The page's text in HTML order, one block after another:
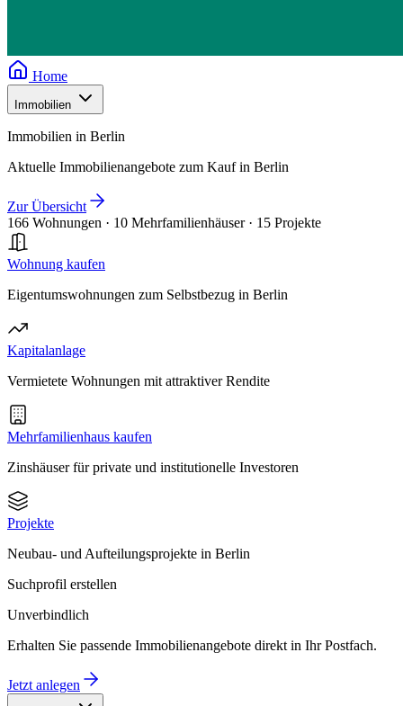
Home
Immobilien
Immobilien in Berlin
Aktuelle Immobilienangebote zum Kauf in Berlin
Zur Übersicht
166 Wohnungen · 10 Mehrfamilienhäuser · 15 Projekte
Wohnung kaufen
Eigentumswohnungen zum Selbstbezug in Berlin
Kapitalanlage
Vermietete Wohnungen mit attraktiver Rendite
Mehrfamilienhaus kaufen
Zinshäuser für private und institutionelle Investoren
Projekte
Neubau- und Aufteilungsprojekte in Berlin
Suchprofil erstellen
Unverbindlich
Erhalten Sie passende Immobilienangebote direkt in Ihr Postfach.
Jetzt anlegen